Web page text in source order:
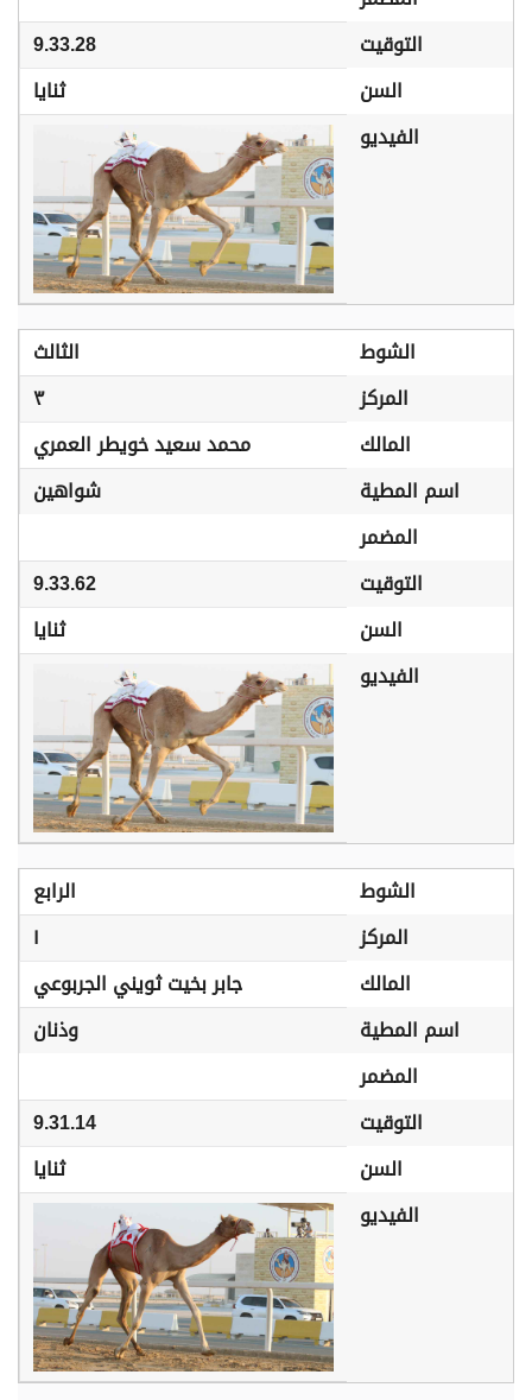
التوقيت
9.33.28
السن
ثنايا
الفيديو
الشوط
الثالث
المركز
٣
المالك
محمد سعيد خويطر العمري
اسم المطية
شواهين
المضمر
التوقيت
9.33.62
السن
ثنايا
الفيديو
الشوط
الرابع
المركز
١
المالك
جابر بخيت ثويني الجربوعي
اسم المطية
وذنان
المضمر
التوقيت
9.31.14
السن
ثنايا
الفيديو